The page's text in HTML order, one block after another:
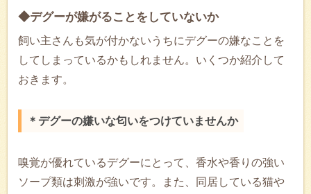
◆デグーが嫌がることをしていないか
飼い主さんも気が付かないうちにデグーの嫌なことを
してしまっているかもしれません。いくつか紹介して
おきます。
＊デグーの嫌いな匂いをつけていませんか
嗅覚が優れているデグーにとって、香水や香りの強い
ソープ類は刺激が強いです。また、同居している猫や